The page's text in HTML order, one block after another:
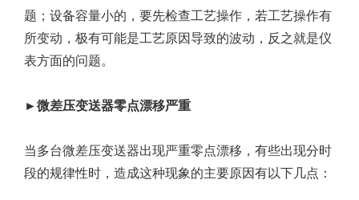
题；设备容量小的，要先检查工艺操作，若工艺操作有
所变动，极有可能是工艺原因导致的波动，反之就是仪
表方面的问题。
►微差压变送器零点漂移严重
当多台微差压变送器出现严重零点漂移，有些出现分时
段的规律性时，造成这种现象的主要原因有以下几点：